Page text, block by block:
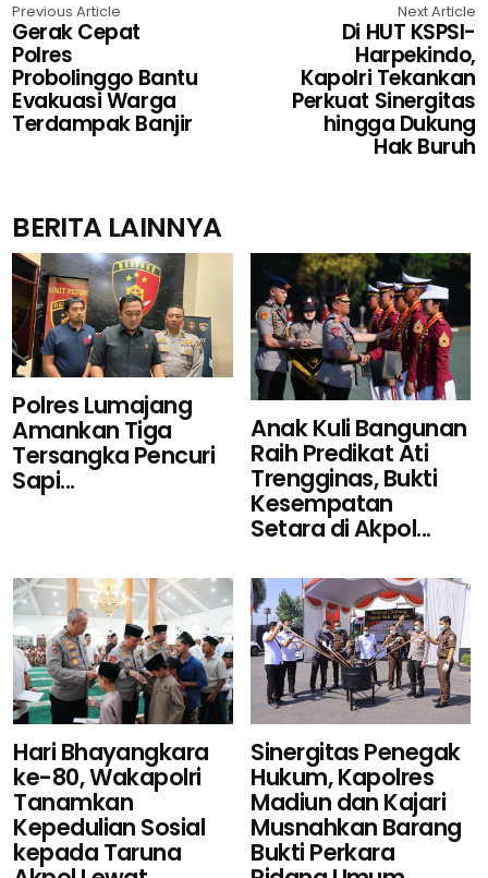
Previous Article
Gerak Cepat
Polres
Probolinggo Bantu
Evakuasi Warga
Terdampak Banjir
Next Article
Di HUT KSPSI-
Harpekindo,
Kapolri Tekankan
Perkuat Sinergitas
hingga Dukung
Hak Buruh
BERITA LAINNYA
Polres Lumajang
Amankan Tiga
Tersangka Pencuri
Sapi...
Anak Kuli Bangunan
Raih Predikat Ati
Trengginas, Bukti
Kesempatan
Setara di Akpol...
Hari Bhayangkara
ke-80, Wakapolri
Tanamkan
Kepedulian Sosial
kepada Taruna
Sinergitas Penegak
Hukum, Kapolres
Madiun dan Kajari
Musnahkan Barang
Bukti Perkara